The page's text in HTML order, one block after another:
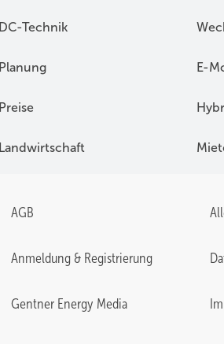
DC-Technik
Planung E-
Preise
Landwirtschaft
AGB
Anmeldung & Registrierung
Gentner Energy Media